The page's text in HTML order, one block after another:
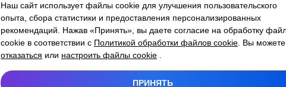
-side exception has occurred while loading atlantm.by (see the
Наш сайт использует файлы cookie для улучшения пользовательского
опыта, сбора статистики и предоставления персонализированных
рекомендаций. Нажав «Принять», вы даете согласие на обработку
cookie в соответствии с Политикой обработки файлов cookie . Вы можете
отказаться или настроить файлы cookie
ПРИНЯТЬ